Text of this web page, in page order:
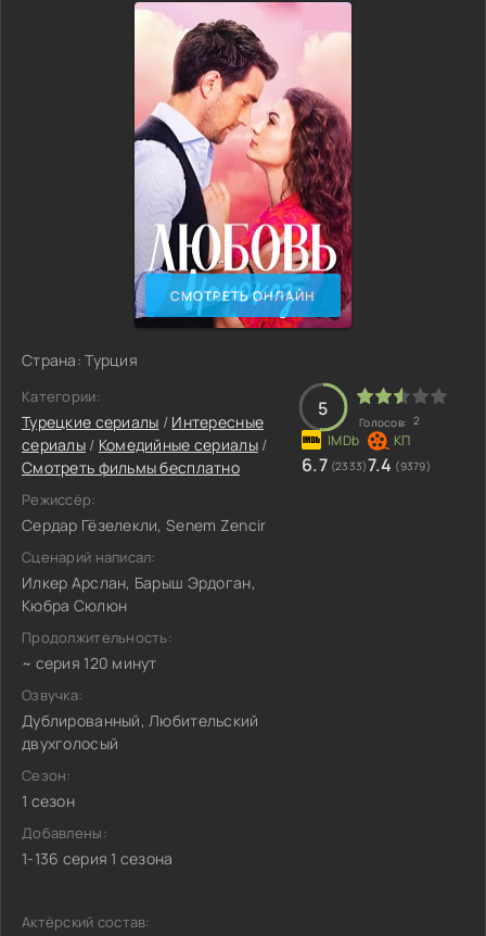
СМОТРЕТЬ ОНЛАЙН
Страна: Турция
Категории:
Турецкие сериалы / Интересные
сериалы/ Комедийные сериалы/
Смотреть фильмы бесплатно
Режиссёр:
Сердар Гёзелекли, Senem Zencir
Сценарий написал:
Илкер Арслан, Барыш Эрдоган,
Кюбра Сюлюн
Продолжительность:
~ серия 120 минут
Озвучка:
Дублированный, Любительский
двухголосый
Сезон:
1 сезон
Добавлены:
1-136 серия 1 сезона
5
Голосов: 2
6.7 (2333)7.4 (9379)
Актёрский состав: